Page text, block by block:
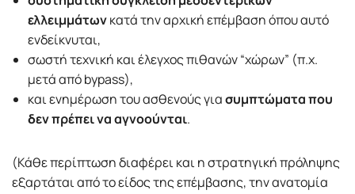
ελλειμμάτωνκατά την αρχική επέμβαση όπου αυτό
ενδείκνυται,
σωστή τεχνική και έλεγχος πιθανών “χώρων” (π.χ.
μετά από bypass),
και ενημέρωση του ασθενούς γιασυμπτώματα που
δεν πρέπει να αγνοούνται.
(Κάθε περίπτωση διαφέρει και η στρατηγική πρόληψης
εξαρτάται από το είδος της επέμβασης, την ανατομία